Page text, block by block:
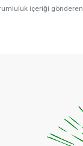
içeriği